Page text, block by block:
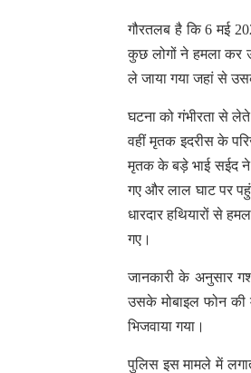
गौरतलब है कि 6 मई
कुछ लोगों ने हमला कर
ले जाया गया जहां से
घटना को गंभीरता से
वहीं मृतक इदरीस के
मृतक के बड़े भाई सईद ने
गए और लाल घाट पर
धारदार हथियारों से
गए।
जानकारी के अनुसार
उसके मोबाइल फोन की
भिजवाया गया।
पुलिस इस मामले में